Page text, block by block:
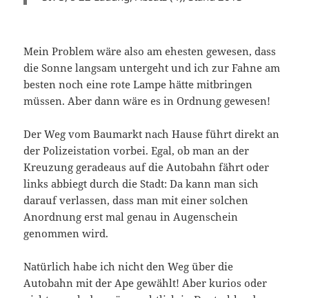
Mein Problem wäre also am ehesten gewesen, dass
die Sonne langsam untergeht und ich zur Fahne am
besten noch eine rote Lampe hätte mitbringen
müssen. Aber dann wäre es in Ordnung gewesen!
Der Weg vom Baumarkt nach Hause führt direkt an
der Polizeistation vorbei. Egal, ob man an der
Kreuzung geradeaus auf die Autobahn fährt oder
links abbiegt durch die Stadt: Da kann man sich
darauf verlassen, dass man mit einer solchen
Anordnung erst mal genau in Augenschein
genommen wird.
Natürlich habe ich nicht den Weg über die
Autobahn mit der Ape gewählt! Aber kurios oder